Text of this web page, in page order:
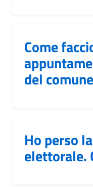
Come
del
Ho perso
elettorale.